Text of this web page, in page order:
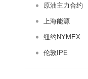
原油主力合约
上海能源
纽约NYMEX
伦敦IPE